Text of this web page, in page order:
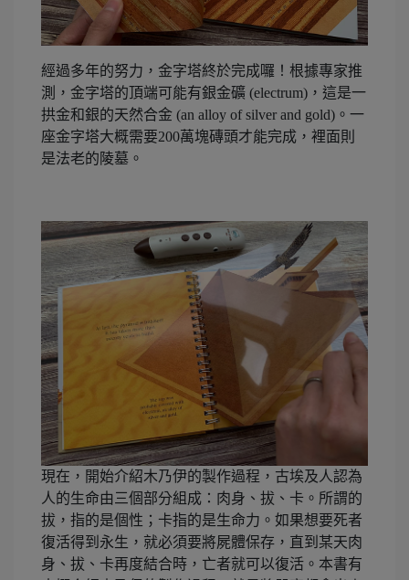
經過多年的努力，金字塔終於完成囉！根據專家推
測，金字塔的頂端可能有銀金礦 (electrum)，這是一
拱金和銀的天然合金 (an alloy of silver and gold)。一
座金字塔大概需要200萬塊磚頭才能完成，裡面則
是法老的陵墓。
現在，開始介紹木乃伊的製作過程，古埃及人認為
人的生命由三個部分組成：肉身、拔、卡。所謂的
拔，指的是個性；卡指的是生命力。如果想要死者
復活得到永生，就必須要將屍體保存，直到某天肉
身、拔、卡再度結合時，亡者就可以復活。本書有